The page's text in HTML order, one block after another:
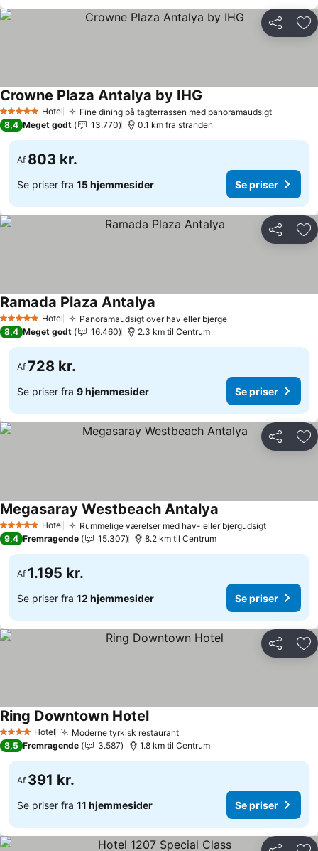
Del
5 Stjerner Hotel Fine dining på tagterrassen med panoramaudsigt
Crowne Plaza Antalya by IHG
8,4 Meget godt 13.770 0.1 km fra stranden
Af 803 kr.
Se priser fra 15 hjemmesider Se priser
Del
5 Stjerner Hotel Panoramaudsigt over hav eller bjerge
Ramada Plaza Antalya
8,4 Meget godt 16.460 2.3 km til Centrum
Af 728 kr.
Se priser fra 9 hjemmesider Se priser
Del
5 Stjerner Hotel Rummelige værelser med hav- eller bjergudsigt
Megasaray Westbeach Antalya
9,4 Fremragende 15.307 8.2 km til Centrum
Af 1.195 kr.
Se priser fra 12 hjemmesider Se priser
Del
4 StjernerHotel Moderne tyrkisk restaurant
Ring Downtown Hotel
8,5 Fremragende 3.587 1.8 km til Centrum
Af 391 kr.
Se priser fra 11 hjemmesider Se priser